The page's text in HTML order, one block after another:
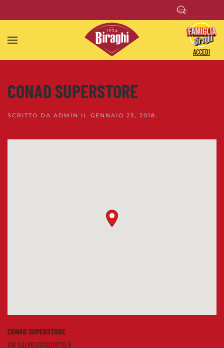
Skip to main content
ACCEDI
CONAD SUPERSTORE
SCRITTO DA ADMIN IL GENNAIO 23, 2018.
CONAD SUPERSTORE
VIA SALVO D'ACQUISTO 8